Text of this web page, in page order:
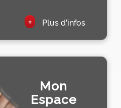
+ Plus d'infos
Mon
Espace